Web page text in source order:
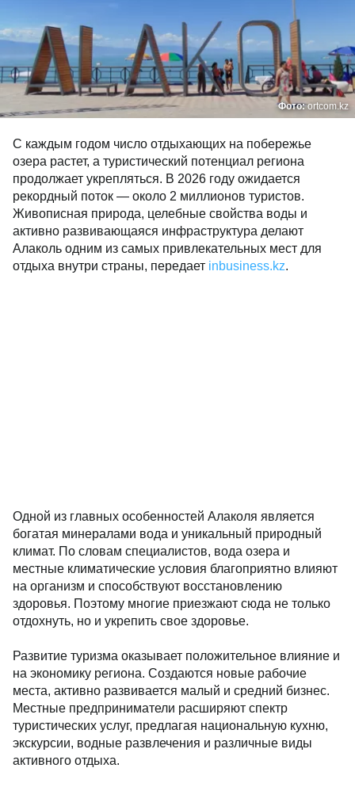
Фото:ortcom.kz
С каждым годом число отдыхающих на побережье
озера растет, а туристический потенциал региона
продолжает укрепляться. В 2026 году ожидается
рекордный поток — около 2 миллионов туристов.
Живописная природа, целебные свойства воды и
активно развивающаяся инфраструктура делают
Алаколь одним из самых привлекательных мест для
отдыха внутри страны, передает inbusiness.kz.
Одной из главных особенностей Алаколя является
богатая минералами вода и уникальный природный
климат. По словам специалистов, вода озера и
местные климатические условия благоприятно влияют
на организм и способствуют восстановлению
здоровья. Поэтому многие приезжают сюда не только
отдохнуть, но и укрепить свое здоровье.
Развитие туризма оказывает положительное влияние и
на экономику региона. Создаются новые рабочие
места, активно развивается малый и средний бизнес.
Местные предприниматели расширяют спектр
туристических услуг, предлагая национальную кухню,
экскурсии, водные развлечения и различные виды
активного отдыха.